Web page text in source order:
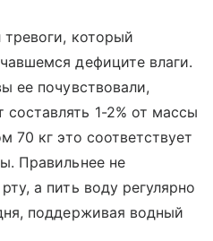
который
дефиците влаги.
ее почувствовали,
1-2% от массы
70 кг это соответствует
Правильнее не
а пить воду регулярно
поддерживая водный